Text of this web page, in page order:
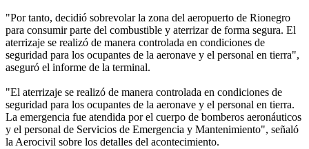
"Por tanto, decidió sobrevolar la zona del aeropuerto de Rionegro
para consumir parte del combustible y aterrizar de forma segura. El
aterrizaje se realizó de manera controlada en condiciones de
seguridad para los ocupantes de la aeronave y el personal en tierra",
aseguró el informe de la terminal.
"El aterrizaje se realizó de manera controlada en condiciones de
seguridad para los ocupantes de la aeronave y el personal en tierra.
La emergencia fue atendida por el cuerpo de bomberos aeronáuticos
y el personal de Servicios de Emergencia y Mantenimiento", señaló
la Aerocivil sobre los detalles del acontecimiento.